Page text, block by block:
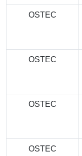
OSTEC
OSTEC
OSTEC
OSTEC